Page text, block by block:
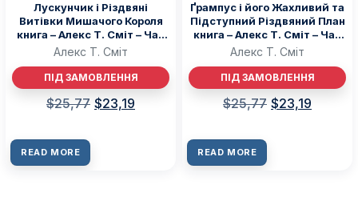
Лускунчик і Різдвяні
Витівки Мишачого Короля
книга – Алекс Т. Сміт – Час
із книгою – Жорж
Алекс Т. Сміт
ПІД ЗАМОВЛЕННЯ
$25,77 $23,19
READ MORE
Ґрампус і його Жахливий та
Підступний Різдвяний План
книга – Алекс Т. Сміт – Час
із книгою – Жорж
Алекс Т. Сміт
ПІД ЗАМОВЛЕННЯ
$25,77 $23,19
READ MORE